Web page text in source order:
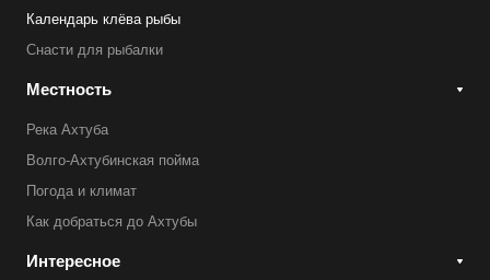
Календарь клёва рыбы
Снасти для рыбалки
Местность
Река Ахтуба
Волго-Ахтубинская пойма
Погода и климат
Как добраться до Ахтубы
Интересное